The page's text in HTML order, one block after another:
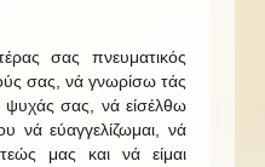
σας πνευματικός
σας, νά γνωρίσω τάς
ψυχάς σας, νά είσέλθω
νά εύαγγελίζωμαι, νά
μας και νά είμαι